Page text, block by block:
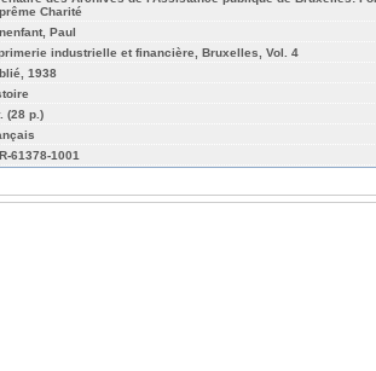
Charité
Paul
industrielle et financière, Bruxelles, Vol. 4
1938
(28 p.)
61378-1001